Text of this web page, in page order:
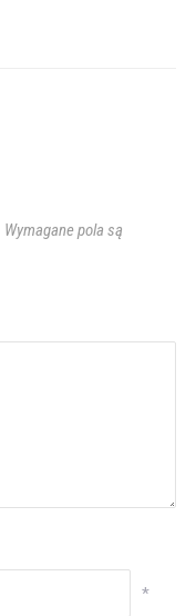
Wymagane pola są
*